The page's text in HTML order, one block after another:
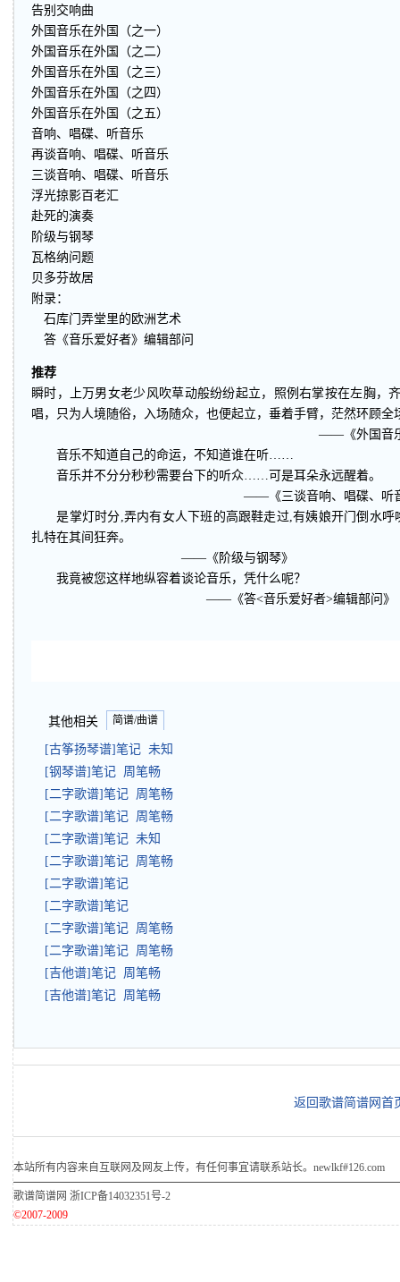
告别交响曲
外国音乐在外国（之一）
外国音乐在外国（之二）
外国音乐在外国（之三）
外国音乐在外国（之四）
外国音乐在外国（之五）
音响、唱碟、听音乐
再谈音响、唱碟、听音乐
三谈音响、唱碟、听音乐
浮光掠影百老汇
赴死的演奏
阶级与钢琴
瓦格纳问题
贝多芬故居
附录：
石库门弄堂里的欧洲艺术
答《音乐爱好者》编辑部问
推荐
瞬时，上万男女老少风吹草动般纷纷起立，照例右掌按在左胸，
唱，只为人境随俗，入场随众，也便起立，垂着手臂，茫然环顾全
——《外国音乐在外
音乐不知道自己的命运，不知道谁在听……
音乐并不分分秒秒需要台下的听众……可是耳朵永远醒着。
——《三谈音响、唱碟、听音
是掌灯时分,弄内有女人下班的高跟鞋走过,有姨娘开门倒水呼
扎特在其间狂奔。
——《阶级与钢琴》
我竟被您这样地纵容着谈论音乐，凭什么呢？
——《答<音乐爱好者>编辑部问》
其他相关 简谱/曲谱
[古筝扬琴谱]笔记 未知
[钢琴谱]笔记 周笔畅
[二字歌谱]笔记 周笔畅
[二字歌谱]笔记 周笔畅
[二字歌谱]笔记 未知
[二字歌谱]笔记 周笔畅
[二字歌谱]笔记
[二字歌谱]笔记
[二字歌谱]笔记 周笔畅
[二字歌谱]笔记 周笔畅
[吉他谱]笔记 周笔畅
[吉他谱]笔记 周笔畅
返回歌谱简谱网首
本站所有内容来自互联网及网友上传，有任何事宜请联系站长。newlkf#126.com
歌谱简谱网 浙ICP备14032351号-2
©2007-2009